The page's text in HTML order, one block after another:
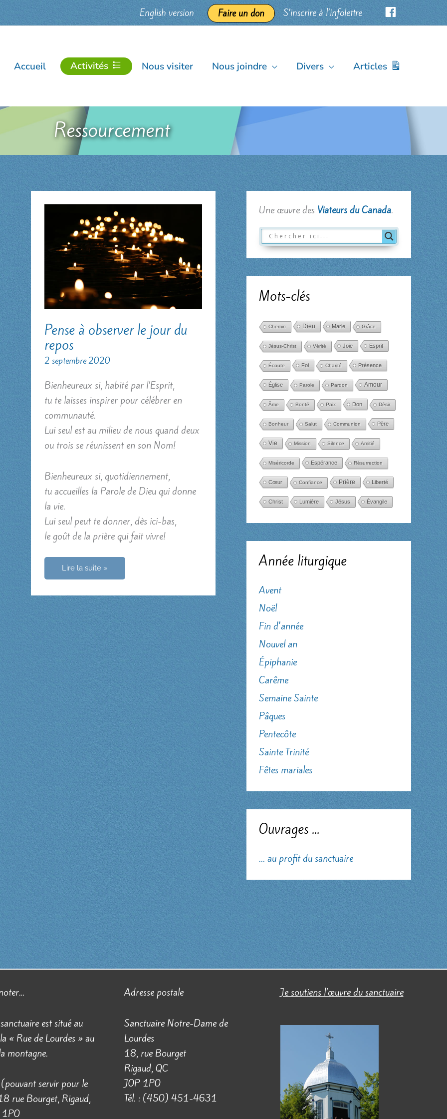
English version Faire un don S’inscrire à l’infolettre
Accueil Activités Nous visiter Nous joindre Divers Articles
Ressourcement
Pense à observer le jour du
repos
2 septembre 2020
Bienheureux si, habité par l’Esprit,
tu te laisses inspirer pour célébrer en
communauté.
Lui seul est au milieu de nous quand deux
ou trois se réunissent en son Nom!
Bienheureux si, quotidiennement,
tu accueilles la Parole de Dieu qui donne
la vie.
Lui seul peut te donner, dès ici-bas,
le goût de la prière qui fait vivre!
Pense
observer
jour
du
repos
Lire la suite »
Une œuvre des Viateurs du Canada.
Mots-clés
Chemin Dieu Marie Grâce
Jésus-Christ Vérité Joie Esprit
Écoute Foi Charité Présence
Église Parole Pardon Amour
Âme Bonté Paix Don Désir
Bonheur Salut Communion Père
Vie Mission Silence Amitié
Miséricorde Espérance Résurrection
Cœur Confiance Prière Liberté
Christ Lumière Jésus Évangile
Année liturgique
Avent
Noël
Fin d'année
Nouvel an
Épiphanie
Carême
Semaine Sainte
Pâques
Pentecôte
Sainte Trinité
Fêtes mariales
Ouvrages …
... au profit du sanctuaire
est situé au
« Rue de Lourdes » au
montagne.
servir pour le
rue Bourget, Rigaud,
1P0
Adresse postale
Sanctuaire Notre-Dame de
Lourdes
18, rue Bourget
Rigaud, QC
J0P 1P0
Tél. : (450) 451-4631
Je soutiens l’œuvre du sanctuaire